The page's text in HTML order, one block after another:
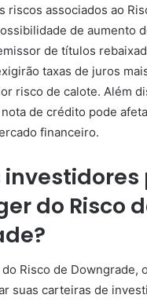
riscos associados ao
de aumento
de títulos
taxas de juros
risco de calote. Além
de crédito pode
financeiro.
do Risco
Risco de Downgrade,
suas carteiras de